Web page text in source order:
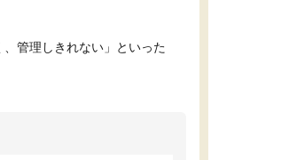
管理しきれない」といった